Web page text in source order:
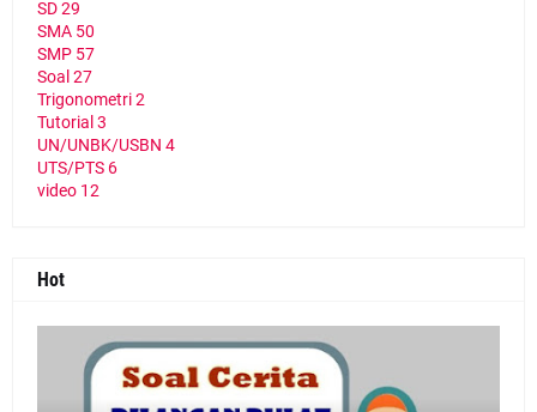
SD29
SMA 50
SMP 57
Soal 27
Trigonometri2
Tutorial 3
UN/UNBK/USBN 4
UTS/PTS 6
video 12
Hot